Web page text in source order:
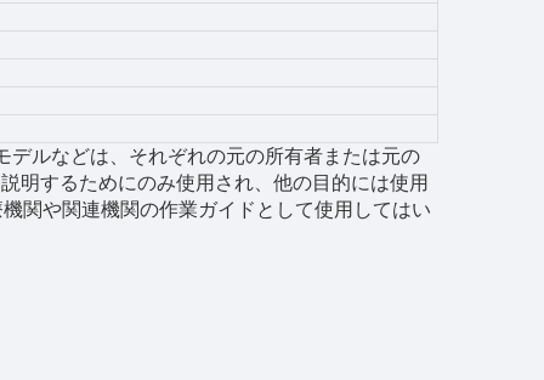
ルなどは、それぞれの元の所有者または元の
明するためにのみ使用され、他の目的には使用
関や関連機関の作業ガイドとして使用してはい